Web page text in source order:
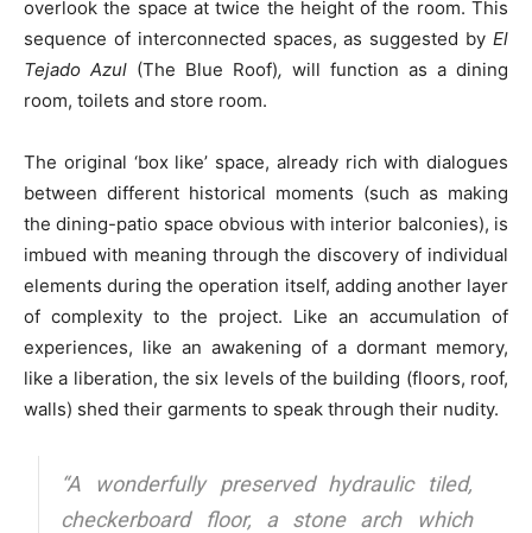
overlook the space at twice the height of the room. This
sequence of interconnected spaces, as suggested by El
Tejado Azul (The Blue Roof), will function as a dining
room, toilets and store room.
The original ‘box like’ space, already rich with dialogues
between different historical moments (such as making
the dining-patio space obvious with interior balconies), is
imbued with meaning through the discovery of individual
elements during the operation itself, adding another layer
of complexity to the project. Like an accumulation of
experiences, like an awakening of a dormant memory,
like a liberation, the six levels of the building (floors, roof,
walls) shed their garments to speak through their nudity.
“A wonderfully preserved hydraulic tiled,
checkerboard floor, a stone arch which